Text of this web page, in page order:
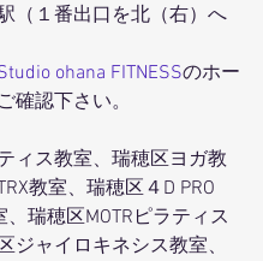
（１番出口を北（右）へ
ohana FITNESSのホー
確認下さい。
ィス教室、瑞穂区ヨガ教
教室、瑞穂区４D PRO
、瑞穂区MOTRピラティス
ジャイロキネシス教室、